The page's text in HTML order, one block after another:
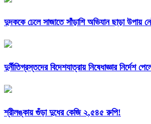
দুদককে ঢেলে সাজাতে সাঁড়াশি অভিযান ছাড়া উপায়
দুর্নীতিগ্রস্তদের বিদেশযাত্রায় নিষেধাজ্ঞার নির্দেশ
শ্রীলঙ্কায় গুঁড়া দুধের কেজি ২,৫৪৫ রুপি!